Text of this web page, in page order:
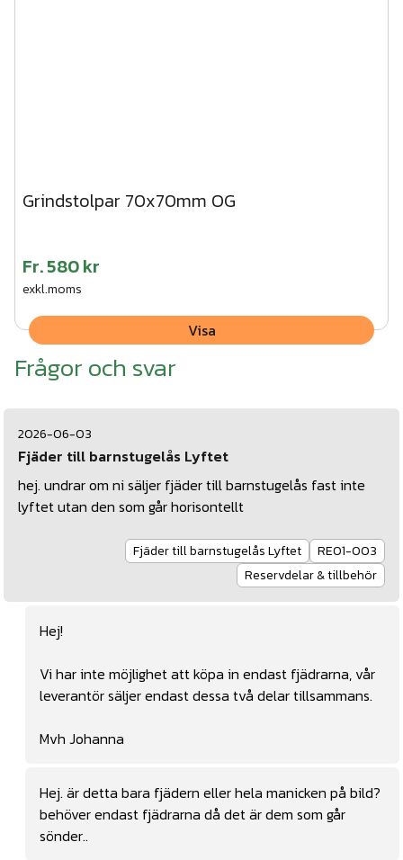
Grindstolpar 70x70mm OG
Fr.580 kr
exkl.moms
Visa
Frågor och svar
2026-06-03
Fjäder till barnstugelås Lyftet
hej. undrar om ni säljer fjäder till barnstugelås fast inte
lyftet utan den som går horisontellt
Fjäder till barnstugelås Lyftet
RE01-003
Reservdelar & tillbehör
Hej!
Vi har inte möjlighet att köpa in endast fjädrarna, vår
leverantör säljer endast dessa två delar tillsammans.
Mvh Johanna
Hej. är detta bara fjädern eller hela manicken på bild?
behöver endast fjädrarna då det är dem som går
sönder..